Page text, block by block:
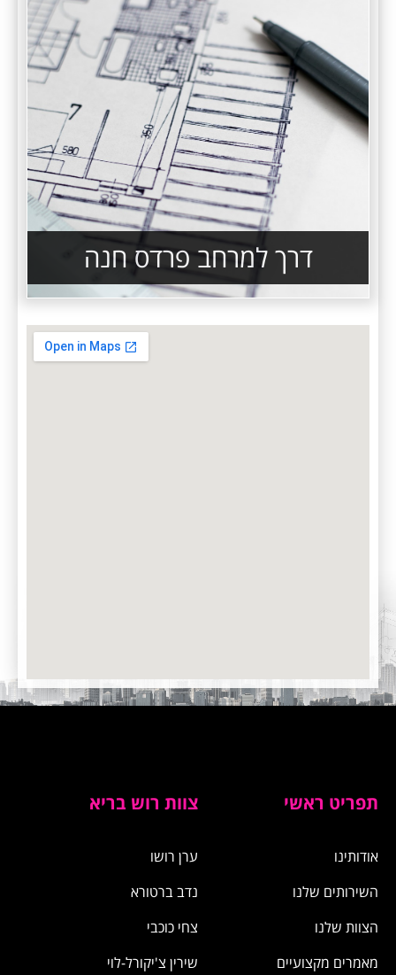
דרך למרחב פרדס חנה
תפריט ראשי
אודותינו
השירותים שלנו
הצוות שלנו
מאמרים מקצועיים
צוות רוש בריא
​ערן רושו
נדב ברטורא
צחי כוכבי
שירין צ'יקורל-לוי